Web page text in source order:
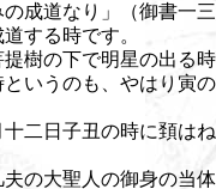
成道なり」（御書一三
する時です。
樹の下で明星の出る
いうのも、やはり寅の
二日子丑の時に頚は
の大聖人の御身の当